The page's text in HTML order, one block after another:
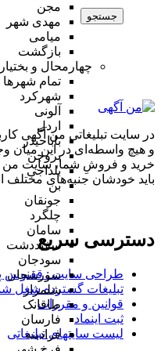
مجن
مهدی شهر
میامی
بازگشت
چهارمحال و
تمام شهر‌ها
شهرکرد
آلونی
اردل
باباحیدر
بروجن
بلداجی
بن
جونقان
چلگرد
سامان
سفیددشت
سودجان
سورشجان
شلمزار
طاقانک
فارسان
فرادبنه
جستجو
در سایت تبلیغاتی من آگهی
و هیچ واسطه‌ای در این میان
خرید و فروشِ شما، سایت من
باید خودشان جنبه‌های مختلف
دسترسی سریع
طراحی سایت :‌ ققنوس
تبلیغات گسترده شغل
قوانین و مقررات
ثبت اینماد
لیست سایتهای تبلیغاتی